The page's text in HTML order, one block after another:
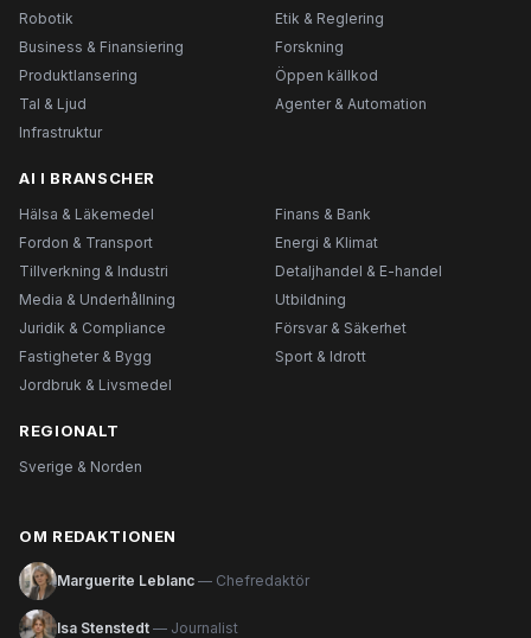
Robotik
Etik & Reglering
Business & Finansiering
Forskning
Produktlansering
Öppen källkod
Tal & Ljud
Agenter & Automation
Infrastruktur
AI I BRANSCHER
Hälsa & Läkemedel
Finans & Bank
Fordon & Transport
Energi & Klimat
Tillverkning & Industri
Detaljhandel & E-handel
Media & Underhållning
Utbildning
Juridik & Compliance
Försvar & Säkerhet
Fastigheter & Bygg
Sport & Idrott
Jordbruk & Livsmedel
REGIONALT
Sverige & Norden
OM REDAKTIONEN
Marguerite Leblanc — Chefredaktör
Isa Stenstedt — Journalist